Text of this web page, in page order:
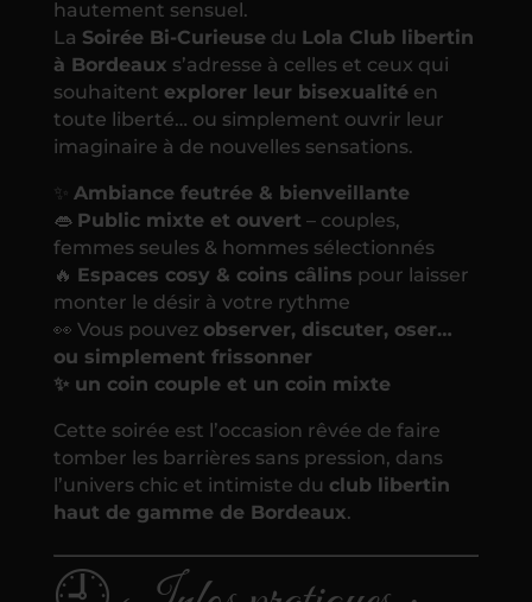
hautement sensuel.
La Soirée Bi-Curieusedu Lola Club libertin
à Bordeaux s’adresse à celles et ceux qui
souhaitent explorer leur bisexualitéen
toute liberté… ou simplement ouvrir leur
imaginaire à de nouvelles sensations.
✨ Ambiance feutrée & bienveillante
👄 Public mixte et ouvert – couples,
femmes seules & hommes sélectionnés
🔥 Espaces cosy & coins câlins pour laisser
monter le désir à votre rythme
👀 Vous pouvez observer, discuter, oser…
ou simplement frissonner
✨ un coin couple et un coin mixte
Cette soirée est l’occasion rêvée de faire
tomber les barrières sans pression, dans
l’univers chic et intimiste du club libertin
haut de gamme de Bordeaux.